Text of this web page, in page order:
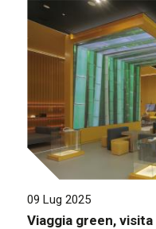
09 Lug 2025
Viaggia green,